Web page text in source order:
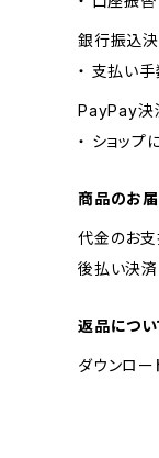
銀行振込決
・ 支払い手
PayPay決
・ ショッ
商品のお
代金のお支
後払い決済
返品につい
ダウンロー